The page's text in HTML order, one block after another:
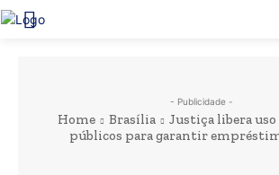
- Publicidade -
Home Brasília
Justiça libera
públicos para garantir